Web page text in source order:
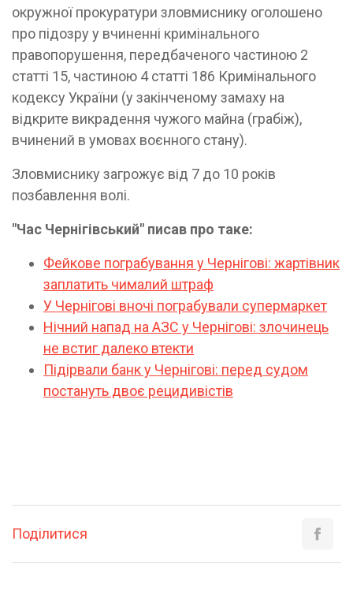
окружної прокуратури зловмиснику оголошено
про підозру у вчиненні кримінального
правопорушення, передбаченого частиною 2
статті 15, частиною 4 статті 186 Кримінального
кодексу України (у закінченому замаху на
відкрите викрадення чужого майна (грабіж),
вчинений в умовах воєнного стану).
Зловмиснику загрожує від 7 до 10 років
позбавлення волі.
"Час Чернігівський" писав про таке:
Фейкове пограбування у Чернігові: жартівник
заплатить чималий штраф
У Чернігові вночі пограбували супермаркет
Нічний напад на АЗС у Чернігові: злочинець
не встиг далеко втекти
Підірвали банк у Чернігові: перед судом
постануть двоє рецидивістів
Поділитися